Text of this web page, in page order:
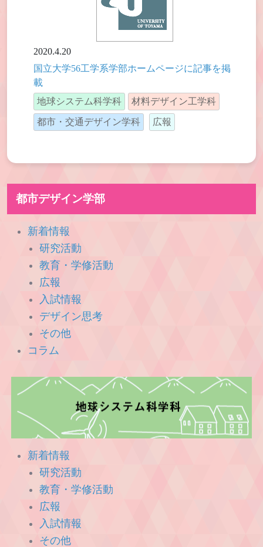
2020.4.20
国立大学56工学系学部ホームページに記事を掲
載
地球システム科学科
材料デザイン工学科
都市・交通デザイン学科 広報
都市デザイン学部
新着情報
研究活動
教育・学修活動
広報
入試情報
デザイン思考
その他
コラム
新着情報
研究活動
教育・学修活動
広報
入試情報
その他